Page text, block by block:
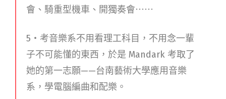
會、騎重型機車、開獨奏會⋯⋯
5・考音樂系不用看理工科目，不用念一輩
子不可能懂的東西，於是 Mandark 考取了
她的第一志願——台南藝術大學應用音樂
系，學電腦編曲和配樂。